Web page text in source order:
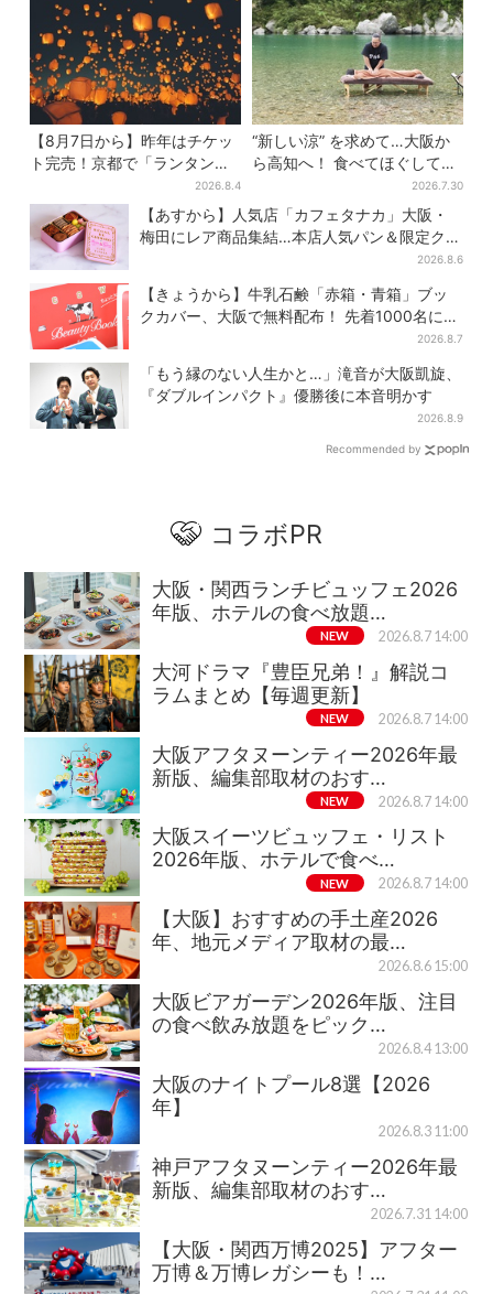
【8月7日から】昨年はチケッ
ト完売！京都で「ランタンフ
ェス」、最大3500の光が夜空
に…会場には縁日も
2026.8.4
“新しい涼” を求めて…大阪か
ら高知へ！ 食べてほぐして
「仁淀ブルー」でととのう体
験旅【2026夏最新版】
2026.7.30
【あすから】人気店「カフェタナカ」大阪・
梅田にレア商品集結…本店人気パン＆限定クッ
2026.8.6
【きょうから】牛乳石鹸「赤箱・青箱」ブッ
クカバー、大阪で無料配布！ 先着1000名に
2026.8.7
「もう縁のない人生かと…」滝音が大阪凱旋、
『ダブルインパクト』優勝後に本音明かす
2026.8.9
Recommended by
コラボPR
大阪・関西ランチビュッフェ2026
年版、ホテルの食べ放題…
NEW 2026.8.7 14:00
大河ドラマ『豊臣兄弟！』解説コ
ラムまとめ【毎週更新】
NEW 2026.8.7 14:00
大阪アフタヌーンティー2026年最
新版、編集部取材のおす…
NEW 2026.8.7 14:00
大阪スイーツビュッフェ・リスト
2026年版、ホテルで食べ…
NEW 2026.8.7 14:00
【大阪】おすすめの手土産2026
年、地元メディア取材の最…
2026.8.6 15:00
大阪ビアガーデン2026年版、注目
の食べ飲み放題をピック…
2026.8.4 13:00
大阪のナイトプール8選【2026
年】
2026.8.3 11:00
神戸アフタヌーンティー2026年最
新版、編集部取材のおす…
2026.7.31 14:00
【大阪・関西万博2025】アフター
万博＆万博レガシーも！…